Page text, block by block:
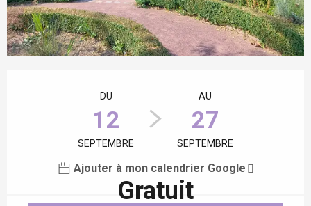
DU
12
SEPTEMBRE
AU
27
SEPTEMBRE
Ajouter à mon calendrier Google
Gratuit